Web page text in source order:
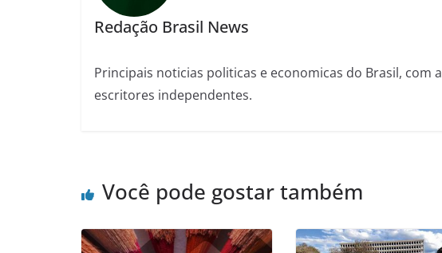
Redação Brasil News
Principais noticias politicas e economicas do Brasil, com
escritores independentes.
Você pode gostar também